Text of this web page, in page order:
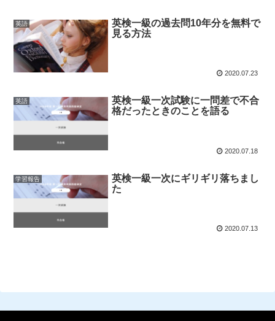
英語
英検一級の過去問10年分を無料で
見る方法
2020.07.23
英語
英検一級一次試験に一問差で不合
格だったときのことを語る
2020.07.18
学習報告
英検一級一次にギリギリ落ちまし
た
2020.07.13